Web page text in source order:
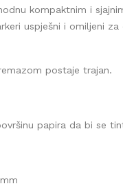
kompaktnim i
uspješni i omiljeni
postaje trajan.
papira da bi se